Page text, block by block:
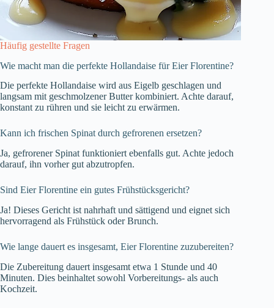
Häufig gestellte Fragen
Wie macht man die perfekte Hollandaise für Eier Florentine?
Die perfekte Hollandaise wird aus Eigelb geschlagen und
langsam mit geschmolzener Butter kombiniert. Achte darauf,
konstant zu rühren und sie leicht zu erwärmen.
Kann ich frischen Spinat durch gefrorenen ersetzen?
Ja, gefrorener Spinat funktioniert ebenfalls gut. Achte jedoch
darauf, ihn vorher gut abzutropfen.
Sind Eier Florentine ein gutes Frühstücksgericht?
Ja! Dieses Gericht ist nahrhaft und sättigend und eignet sich
hervorragend als Frühstück oder Brunch.
Wie lange dauert es insgesamt, Eier Florentine zuzubereiten?
Die Zubereitung dauert insgesamt etwa 1 Stunde und 40
Minuten. Dies beinhaltet sowohl Vorbereitungs- als auch
Kochzeit.